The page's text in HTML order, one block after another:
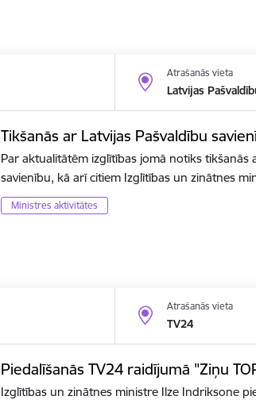
Atrašanās vieta
Latvijas
Tikšanās ar Latvijas Pašvaldību
Par aktualitātēm izglītības jomā notiks tikšanās
savienību, kā arī citiem Izglītības un zinātnes
Ministres aktivitātes
Atrašanās vieta
TV24
Piedalīšanās TV24 raidījumā "Ziņu
Izglītības un zinātnes ministre Ilze Indriksone